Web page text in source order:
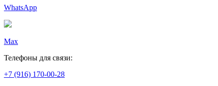
WhatsApp
Max
Телефоны для связи:
+7 (916) 170-00-28